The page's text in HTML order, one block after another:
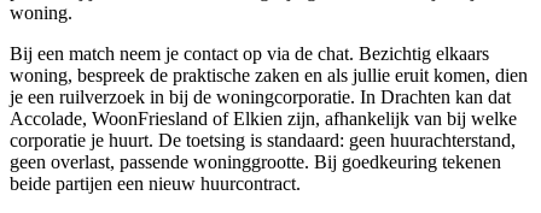
woning.
Bij een match neem je contact op via de chat. Bezichtig elkaars
woning, bespreek de praktische zaken en als jullie eruit komen, dien
je een ruilverzoek in bij de woningcorporatie. In Drachten kan dat
Accolade, WoonFriesland of Elkien zijn, afhankelijk van bij welke
corporatie je huurt. De toetsing is standaard: geen huurachterstand,
geen overlast, passende woninggrootte. Bij goedkeuring tekenen
beide partijen een nieuw huurcontract.